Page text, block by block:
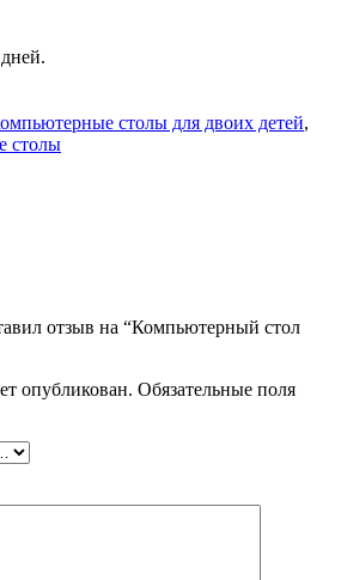
столы для двоих детей,
столы
отзыв на “Компьютерный стол
опубликован. Обязательные поля